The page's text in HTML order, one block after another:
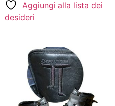
Aggiungi alla lista dei
desideri